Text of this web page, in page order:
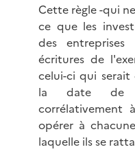
Cette règle -qui
ce que les
des
écritures de
celui-ci qui
la date de
corrélativement
opérer à
laquelle ils se